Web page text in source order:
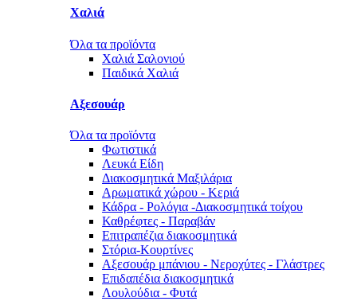
Χαλιά
Όλα τα προϊόντα
Χαλιά Σαλονιού
Παιδικά Χαλιά
Αξεσουάρ
Όλα τα προϊόντα
Φωτιστικά
Λευκά Είδη
Διακοσμητικά Μαξιλάρια
Αρωματικά χώρου - Κεριά
Κάδρα - Ρολόγια -Διακοσμητικά τοίχου
Καθρέφτες - Παραβάν
Επιτραπέζια διακοσμητικά
Στόρια-Κουρτίνες
Αξεσουάρ μπάνιου - Νεροχύτες - Γλάστρες
Επιδαπέδια διακοσμητικά
Λουλούδια - Φυτά